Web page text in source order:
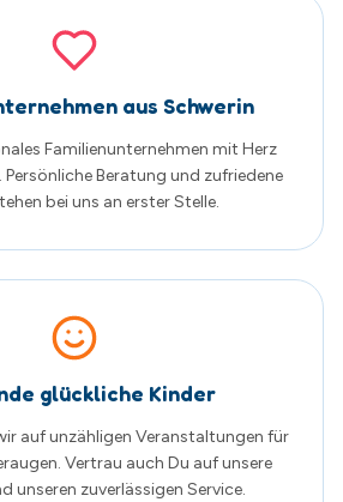
auf unzähligen Veranstaltungen für
unseren zuverlässigen Service.
Kunden sagen
von zufriedenen
Familien
5.0 von 5
auf205Google Bewertungen